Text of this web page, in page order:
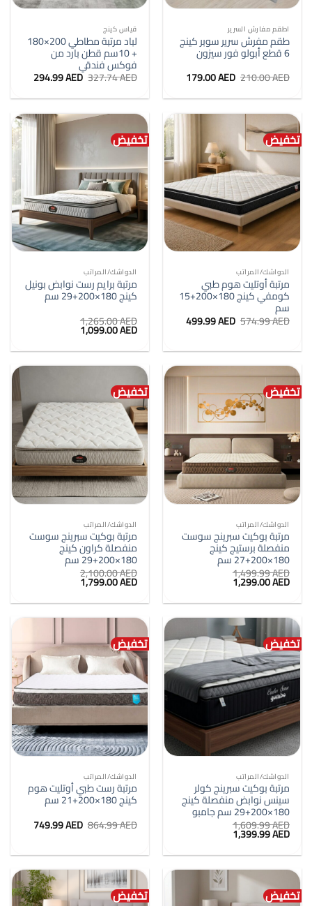
اطقم مفارش السرير
طقم مفرش سرير سوبر كينج
6 قطع أبولو فور سيزون
210.00AED السعر
الأصلي
هو:
210.00 AED.
179.00AED
هو:
179.00 AED.
قياس كينج
لباد مرتبة مطاطي 200×180
+ 10سم قطن بارد من
فوكس فندقي
327.74AED السعر
الأصلي
هو:
327.74 AED.
294.99AED
هو:
294.99 AED.
تخفيض
الدواشك/المراتب
مرتبة أوتليت هوم طبي
كومفي كينج 180×200+15
سم
574.99AED السعر
الأصلي
574.99 AED.
499.99AED السعر
الحالي
499.99 AED.
تخفيض
الدواشك/المراتب
مرتبة برايم رست نوابض بونيل
كينج 180×200+29 سم
1,265.00AED
السعر
الأصلي
هو:
1,265.00 AED.
1,099.00AED
هو:
1,099.00 AED.
تخفيض
الدواشك/المراتب
مرتبة بوكيت سبرينج سوست
منفصلة برستيج كينج
180×200+27 سم
1,499.99AED
السعر
الأصلي
هو:
1,499.99 AED.
1,299.00AED
هو:
1,299.00 AED.
تخفيض
الدواشك/المراتب
مرتبة بوكيت سبرينج سوست
منفصلة كراون كينج
180×200+29 سم
2,100.00AED
السعر
الأصلي
هو:
2,100.00 AED.
1,799.00AED
هو:
1,799.00 AED.
تخفيض
الدواشك/المراتب
مرتبة بوكيت سبرينج كولر
سينس نوابض منفصلة كينج
180×200+29 سم جامبو
1,609.99AED
السعر
الأصلي
هو:
1,609.99 AED.
1,399.99AED
هو:
1,399.99 AED.
تخفيض
الدواشك/المراتب
مرتبة رست طبي أوتليت هوم
كينج 180×200+21 سم
864.99AED السعر
الأصلي
864.99 AED.
749.99AED
749.99 AED.
تخفيض تخفيض